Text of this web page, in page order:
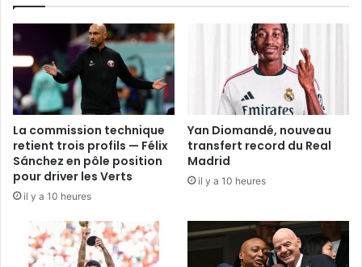
La commission technique
retient trois profils — Félix
Sánchez en pôle position
pour driver les Verts
il y a 10 heures
Yan Diomandé, nouveau
transfert record du Real
Madrid
il y a 10 heures